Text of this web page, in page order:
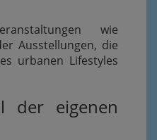
wie
Ausstellungen, die
urbanen Lifestyles
der eigenen